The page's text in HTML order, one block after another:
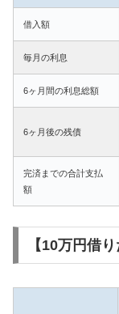
借入額
毎月の利息
6ヶ月間の利息総額
6ヶ月後の残債
完済までの合計支払
額
【10万円借